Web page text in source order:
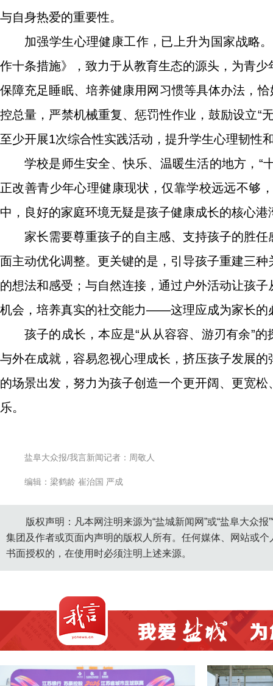
与自身热爱的重要性。
加强学生心理健康工作，已上升为国家战略
作十条措施》，致力于从教育生态的源头，为青
保障充足睡眠、培养健康用网习惯等具体办法，
控总量，严禁机械重复、惩罚性作业，鼓励设立“
至少开展1次综合性实践活动，提升学生心理韧性
学校是师生安全、快乐、温暖生活的地方，“
正改善青少年心理健康现状，仅靠学校远远不够
中，良好的家庭环境无疑是孩子健康成长的核心港
家长需要尊重孩子的自主感、支持孩子的胜
面主动优化调整。更关键的是，引导孩子重建三
的想法和感受；与自然连接，通过户外活动让孩
机会，培养真实的社交能力——这理应成为家长的
孩子的成长，本应是“从从容容、游刃有余”
与外在成就，容易忽视心理成长，挤压孩子发展
的场景出发，努力为孩子创造一个更开阔、更宽
乐。
盐阜大众报/我言新闻记者：周敬人
编辑：梁鹤龄 崔治国 严成
版权声明：凡本网注明来源为“盐城新闻网”或“盐阜大众
集团及作者或页面内声明的版权人所有。任何媒体、网站或
书面授权的，在使用时必须注明上述来源。